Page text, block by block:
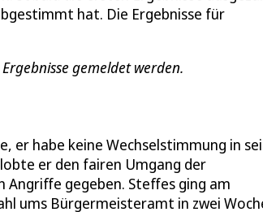
hat. Die Ergebnisse für
gemeldet werden.
er habe keine Wechselstimmung in
er den fairen Umgang der
Angriffe gegeben. Steffes ging am
ums Bürgermeisteramt in zwei